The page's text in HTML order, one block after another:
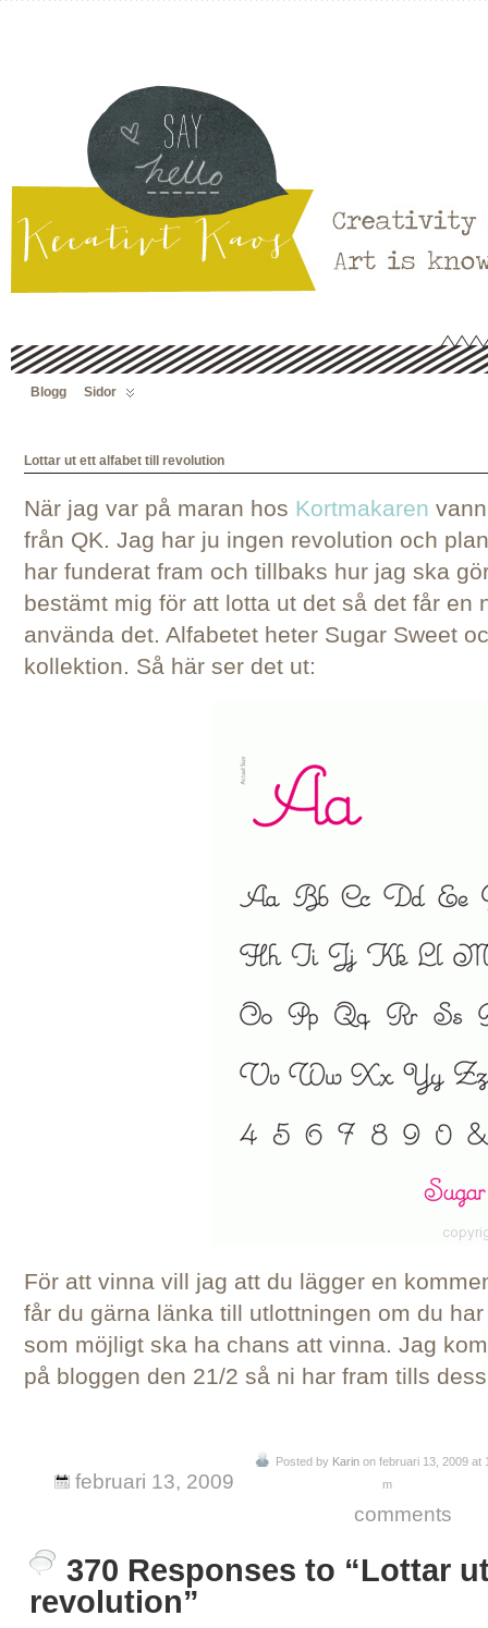
Blogg Sidor
Lottar ut ett alfabet till revolution
När jag var på maran hos Kortmakaren
från QK. Jag har ju ingen revolution och
har funderat fram och tillbaks hur jag ska
bestämt mig för att lotta ut det så det får en
använda det. Alfabetet heter Sugar Sweet
kollektion. Så här ser det ut:
För att vinna vill jag att du lägger en
får du gärna länka till utlottningen om du
som möjligt ska ha chans att vinna. Jag
på bloggen den 21/2 så ni har fram tills
februari 13, 2009
Posted by Karin on februari 13, 2009 at
m
comments
370 Responses to “Lottar
revolution”